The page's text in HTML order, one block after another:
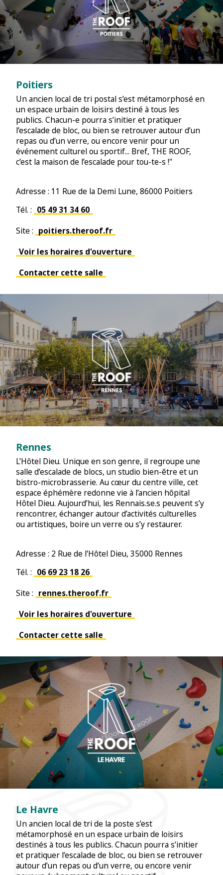
Poitiers
Un ancien local de tri postal s’est métamorphosé en
un espace urbain de loisirs destiné à tous les
publics. Chacun-e pourra s’initier et pratiquer
l’escalade de bloc, ou bien se retrouver autour d’un
repas ou d’un verre, ou encore venir pour un
événement culturel ou sportif... Bref, THE ROOF,
c’est la maison de l’escalade pour tou-te-s !"
Adresse : 11 Rue de la Demi Lune, 86000 Poitiers
Tél. : 05 49 31 34 60
Site : poitiers.theroof.fr
Voir les horaires d'ouverture
Contacter cette salle
Rennes
L’Hôtel Dieu. Unique en son genre, il regroupe une
salle d’escalade de blocs, un studio bien-être et un
bistro-microbrasserie. Au cœur du centre ville, cet
espace éphémère redonne vie à l’ancien hôpital
Hôtel Dieu. Aujourd’hui, les Rennais.se.s peuvent s’y
rencontrer, échanger autour d’activités culturelles
ou artistiques, boire un verre ou s’y restaurer.
Adresse : 2 Rue de l’Hôtel Dieu, 35000 Rennes
Tél. : 06 69 23 18 26
Site : rennes.theroof.fr
Voir les horaires d'ouverture
Contacter cette salle
Le Havre
Un ancien local de tri de la poste s’est
métamorphosé en un espace urbain de loisirs
destinés à tous les publics. Chacun pourra s’initier
et pratiquer l’escalade de bloc, ou bien se retrouver
autour d’un repas ou d’un verre, ou encore venir